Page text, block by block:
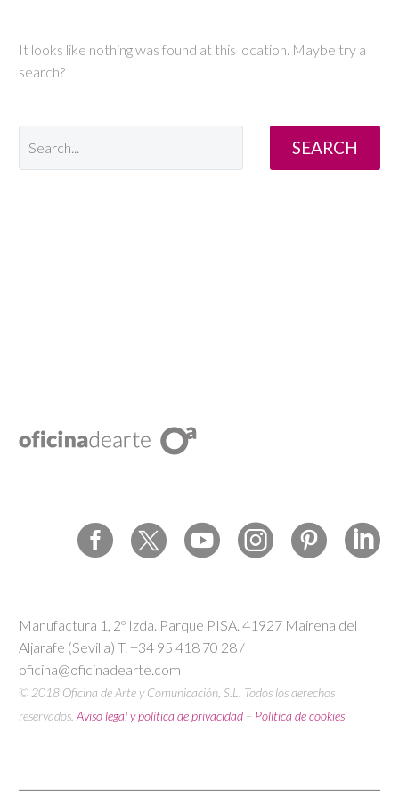
It looks like nothing was found at this location. Maybe try a
search?
SEARCH
Manufactura 1, 2º Izda. Parque PISA. 41927 Mairena del
Aljarafe (Sevilla) T. +34 95 418 70 28 /
oficina@oficinadearte.com
© 2018 Oficina de Arte y Comunicación, S.L. Todos los derechos
reservados. Aviso legal y política de privacidad – Política de cookies